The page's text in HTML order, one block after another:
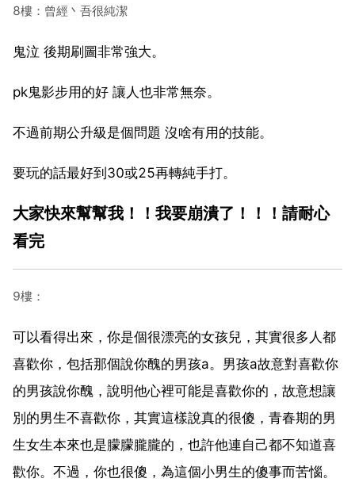
8樓：曾經丶吾很純潔
鬼泣 後期刷圖非常強大。
pk鬼影步用的好 讓人也非常無奈。
不過前期公升級是個問題 沒啥有用的技能。
要玩的話最好到30或25再轉純手打。
大家快來幫幫我！！我要崩潰了！！！請耐心
看完
9樓：
可以看得出來，你是個很漂亮的女孩兒，其實很多人都
喜歡你，包括那個說你醜的男孩a。男孩a故意對喜歡你
的男孩說你醜，說明他心裡可能是喜歡你的，故意想讓
別的男生不喜歡你，其實這樣說真的很傻，青春期的男
生女生本來也是朦朦朧朧的，也許他連自己都不知道喜
歡你。不過，你也很傻，為這個小男生的傻事而苦惱。